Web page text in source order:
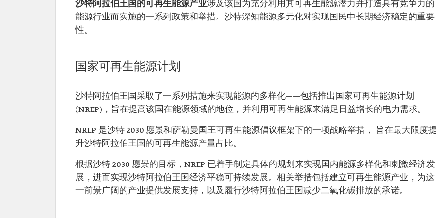
沙特阿拉伯王国的可再生能源产业涉及该国为充分利用其可再生能源潜力并打造具有竞争力的
能源行业而实施的一系列政策和举措。沙特深知能源多元化对实现国民中长期经济稳定的重要
性。
国家可再生能源计划
沙特阿拉伯王国采取了一系列措施来实现能源的多样化——包括推出国家可再生能源计划
(NREP)，旨在提高该国在能源领域的地位，并利用可再生能源来满足日益增长的电力需求。
NREP 是沙特 2030 愿景和萨勒曼国王可再生能源倡议框架下的一项战略举措， 旨在最大限度
升沙特阿拉伯王国的可再生能源产量占比。
根据沙特 2030 愿景的目标，NREP 已着手制定具体的规划来实现国内能源多样化和刺激经济发
展，进而实现沙特阿拉伯王国经济平稳可持续发展。相关举措包括建立可再生能源产业，为这
一前景广阔的产业提供发展支持，以及履行沙特阿拉伯王国减少二氧化碳排放的承诺。